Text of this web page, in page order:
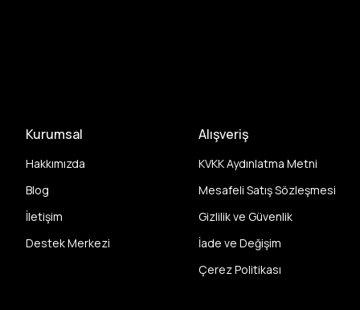
Kurumsal
Hakkımızda
Blog
İletişim
Destek Merkezi
Alışveriş
KVKK Aydınlatma Metni
Mesafeli Satış Sözleşmesi
Gizlilik ve Güvenlik
İade ve Değişim
Çerez Politikası